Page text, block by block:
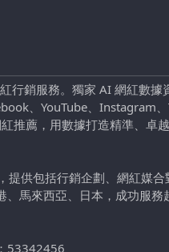
行銷服務。獨家 AI 網紅數據
、YouTube、Instagram
推薦，用數據打造精準、卓
提供包括行銷企劃、網紅媒合
馬來西亞、日本，成功服務
53342456